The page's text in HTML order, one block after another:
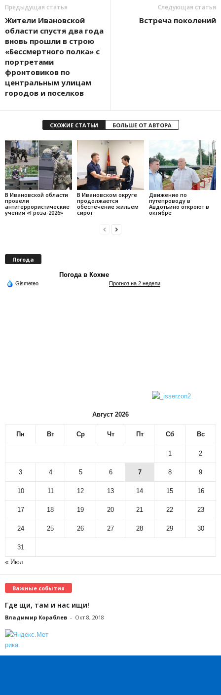
Предыдущая статья
Жители Ивановской
области спустя два года
вновь прошли в строю
«Бессмертного полка» с
портретами
фронтовиков по
центральным улицам
городов и поселков
Следующая статья
Встреча поколений
СХОЖИЕ СТАТЬИ БОЛЬШЕ ОТ АВТОРА
В Ивановской области
провели
антитеррористические
учения «Гроза-2026»
В Ивановском округе
продолжается
обеспечение жильем
сирот
Движение по
путепроводу в
Авдотьино откроют в
октябре
Погода
Погода в Кохме
Gismeteo Прогноз на 2 недели
Август 2026
Пн Вт Ср Чт Пт Сб Вс
1 2
3 4 5 6 7 8 9
10 11 12 13 14 15 16
17 18 19 20 21 22 23
24 25 26 27 28 29 30
31
« Июл
Важные события
Где щи, там и нас ищи!
Владимир Кораблев - Окт 8, 2018